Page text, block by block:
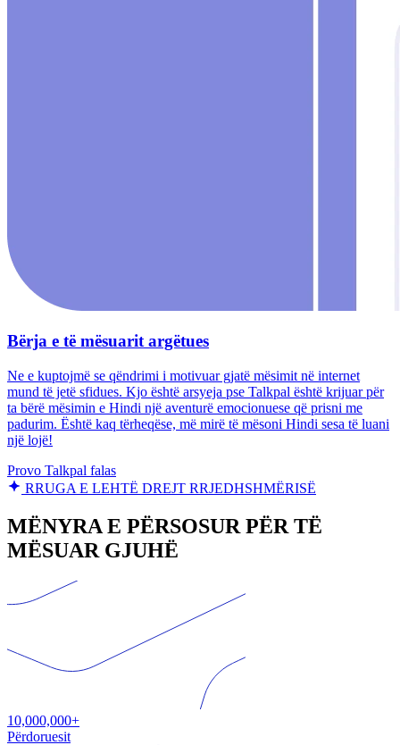
Bërja e të mësuarit argëtues
Ne e kuptojmë se qëndrimi i motivuar gjatë mësimit në internet
mund të jetë sfidues. Kjo është arsyeja pse Talkpal është krijuar për
ta bërë mësimin e Hindi një aventurë emocionuese që prisni me
padurim. Është kaq tërheqëse, më mirë të mësoni Hindi sesa të luani
një lojë!
Provo Talkpal falas
RRUGA E LEHTË DREJT RRJEDHSHMËRISË
MËNYRA E PËRSOSUR PËR TË
MËSUAR GJUHË
10,000,000+
Përdoruesit